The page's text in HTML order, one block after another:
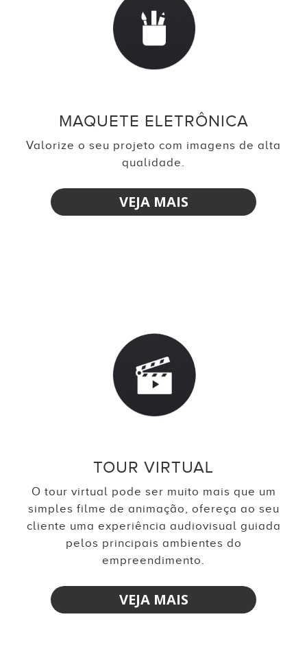
MAQUETE ELETRÔNICA
Valorize o seu projeto com imagens de alta
qualidade.
VEJA MAIS
TOUR VIRTUAL
O tour virtual pode ser muito mais que um
simples filme de animação, ofereça ao seu
cliente uma experiência audiovisual guiada
pelos principais ambientes do
empreendimento.
VEJA MAIS